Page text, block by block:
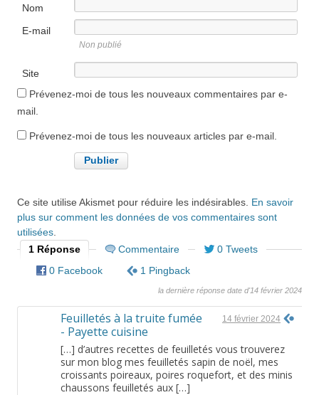
Nom
E-mail
Non publié
Site
internet
Prévenez-moi de tous les nouveaux commentaires par e-
mail.
Prévenez-moi de tous les nouveaux articles par e-mail.
Ce site utilise Akismet pour réduire les indésirables. En savoir
plus sur comment les données de vos commentaires sont
utilisées
1 Réponse
Commentaire
0 Tweets
0 Facebook
1 Pingback
la dernière réponse date d'14 février 2024
Feuilletés à la truite fumée
- Payette cuisine
14 février 2024
[…] d’autres recettes de feuilletés vous trouverez
sur mon blog mes feuilletés sapin de noël, mes
croissants poireaux, poires roquefort, et des minis
chaussons feuilletés aux […]